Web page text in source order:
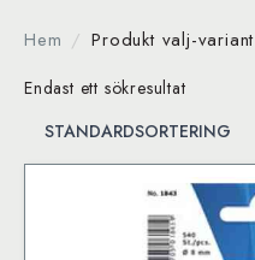
Hem Produkt valj-variant
Endast ett sökresultat